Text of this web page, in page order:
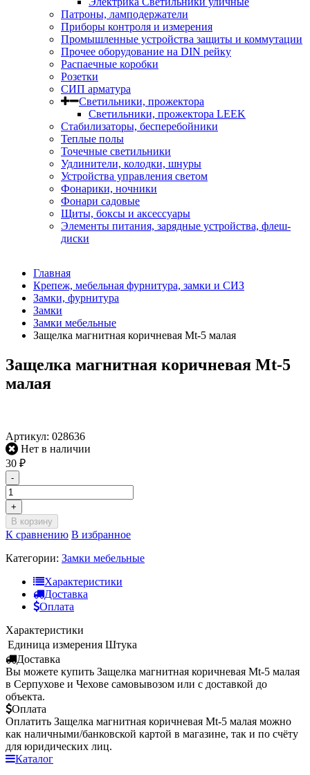
Патроны, ламподержатели
Приборы контроля и измерения
Промышленные устройства защиты и коммутации
Прочее оборудование на DIN рейку
Распаечные коробки
Розетки
СИП арматура
Светильники, прожектора
Светильники, прожектора LEEK
Стабилизаторы, бесперебойники
Теплые полы
Точечные светильники
Удлинители, колодки, шнуры
Устройства управления светом
Фонарики, ночники
Фонари садовые
Щиты, боксы и аксессуары
Элементы питания, зарядные устройства, флеш-
диски
Главная
Крепеж, мебельная фурнитура, замки и СИЗ
Замки, фурнитура
Замки
Замки мебельные
Защелка магнитная коричневая Mt-5 малая
Защелка магнитная коричневая Mt-5
малая
Артикул: 028636
Нет в наличии
30 ₽
-
+
В корзину
К сравнению В избранное
Категории: Замки мебельные
Характеристики
Доставка
Оплата
Характеристики
Единица измерения Штука
Доставка
Вы можете купить Защелка магнитная коричневая Mt-5 малая
в Серпухове и Чехове самовывозом или с доставкой до
объекта.
Оплата
Оплатить Защелка магнитная коричневая Mt-5 малая можно
как наличными/банковской картой в магазине, так и по счёту
для юридических лиц.
Каталог